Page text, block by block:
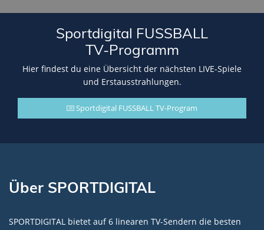
Sportdigital FUSSBALL
TV-Programm
Hier findest du eine Übersicht der nächsten LIVE-Spiele
und Erstausstrahlungen.
Sportdigital FUSSBALL TV-Program
Über SPORTDIGITAL
SPORTDIGITAL bietet auf 6 linearen TV-Sendern die besten